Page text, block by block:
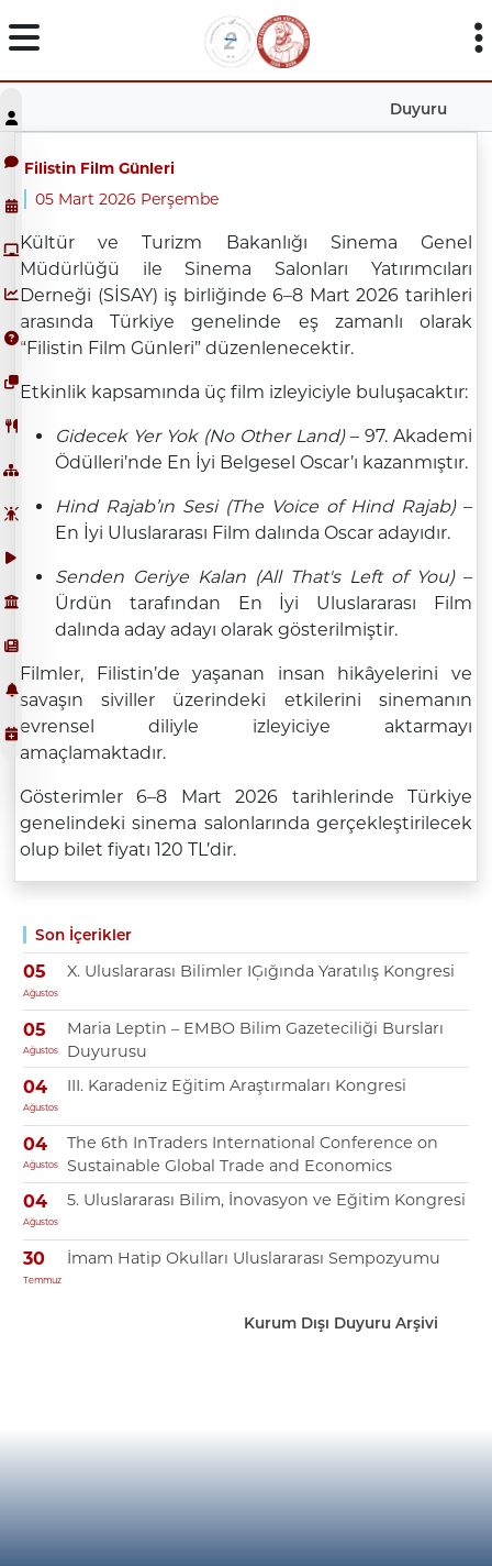
Duyuru
Son İçerikler
05
Ağustos
X. Uluslararası Bilimler IĢığında Yaratılış Kongresi
05
Ağustos
Maria Leptin – EMBO Bilim Gazeteciliği Bursları
Duyurusu
04
Ağustos
III. Karadeniz Eğitim Araştırmaları Kongresi
04
Ağustos
The 6th InTraders International Conference on
Sustainable Global Trade and Economics
04
Ağustos
5. Uluslararası Bilim, İnovasyon ve Eğitim Kongresi
30
Temmuz
İmam Hatip Okulları Uluslararası Sempozyumu
Kurum Dışı Duyuru Arşivi
Filistin Film Günleri
05 Mart 2026 Perşembe
Kültür ve Turizm Bakanlığı Sinema Genel
Müdürlüğü ile Sinema Salonları Yatırımcıları
Derneği (SİSAY) iş birliğinde 6–8 Mart 2026 tarihleri
arasında Türkiye genelinde eş zamanlı olarak
“Filistin Film Günleri” düzenlenecektir.
Etkinlik kapsamında üç film izleyiciyle buluşacaktır:
Gidecek Yer Yok (No Other Land)– 97. Akademi
Ödülleri’nde En İyi Belgesel Oscar’ı kazanmıştır.
Hind Rajab’ın Sesi (The Voice of Hind Rajab)–
En İyi Uluslararası Film dalında Oscar adayıdır.
Senden Geriye Kalan (All That's Left of You)–
Ürdün tarafından En İyi Uluslararası Film
dalında aday adayı olarak gösterilmiştir.
Filmler, Filistin’de yaşanan insan hikâyelerini ve
savaşın siviller üzerindeki etkilerini sinemanın
evrensel diliyle izleyiciye aktarmayı
amaçlamaktadır.
Gösterimler 6–8 Mart 2026 tarihlerinde Türkiye
genelindeki sinema salonlarında gerçekleştirilecek
olup bilet fiyatı 120 TL’dir.